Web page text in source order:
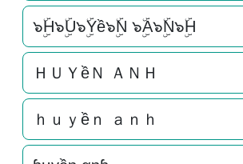
๖ۣۜH๖ۣۜU๖ۣۜYề๖ۣۜN ๖ۣۜA๖ۣۜN๖ۣۜH
ＨＵＹềＮ ＡＮＨ
ｈｕｙềｎ ａｎｈ